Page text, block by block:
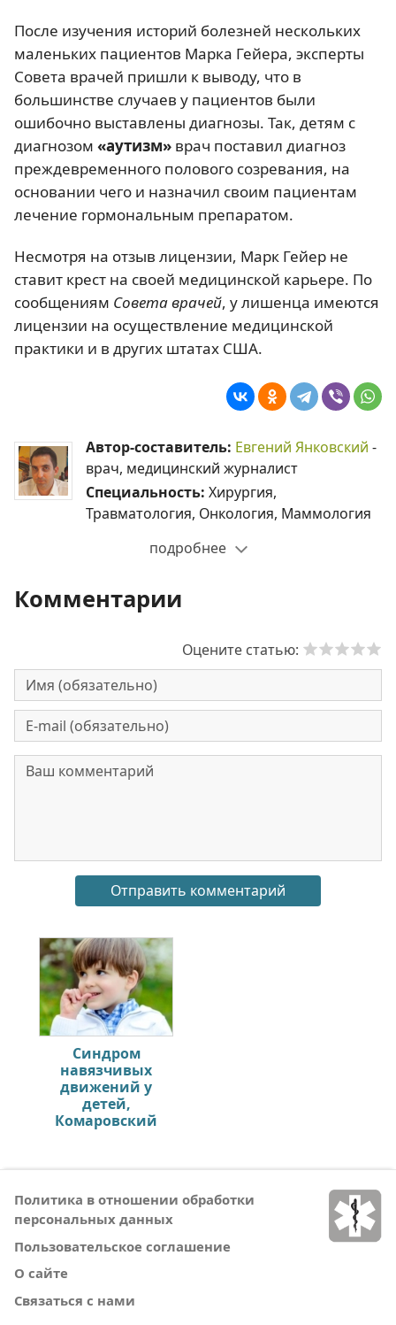
После изучения историй болезней нескольких
маленьких пациентов Марка Гейера, эксперты
Совета врачей пришли к выводу, что в
большинстве случаев у пациентов были
ошибочно выставлены диагнозы. Так, детям с
диагнозом «аутизм» врач поставил диагноз
преждевременного полового созревания, на
основании чего и назначил своим пациентам
лечение гормональным препаратом.
Несмотря на отзыв лицензии, Марк Гейер не
ставит крест на своей медицинской карьере. По
сообщениям Совета врачей, у лишенца имеются
лицензии на осуществление медицинской
практики и в других штатах США.
Автор-составитель: Евгений Янковский -
врач, медицинский журналист
Специальность: Хирургия,
Травматология, Онкология, Маммология
подробнее
Комментарии
Оцените статью:
Синдром
навязчивых
движений у
детей,
Комаровский
Политика в отношении обработки
персональных данных
Пользовательское соглашение
О сайте
Связаться с нами